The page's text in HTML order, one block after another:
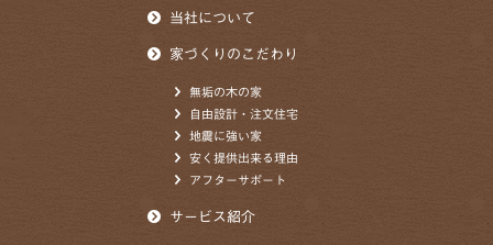
当社について
家づくりのこだわり
無垢の木の家
自由設計・注文住宅
地震に強い家
安く提供出来る理由
アフターサポート
サービス紹介